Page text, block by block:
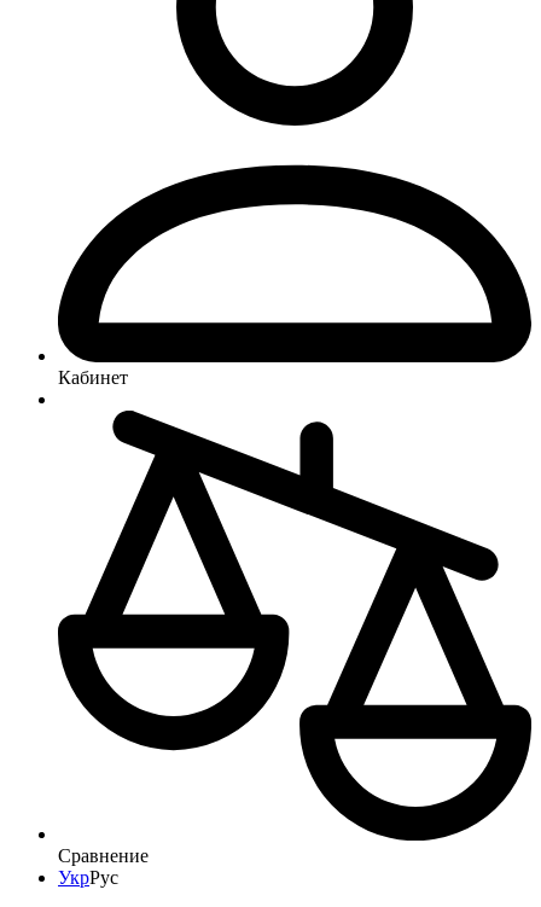
Кабинет
Сравнение
УкрРус